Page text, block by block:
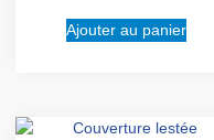
Ajouter au panier